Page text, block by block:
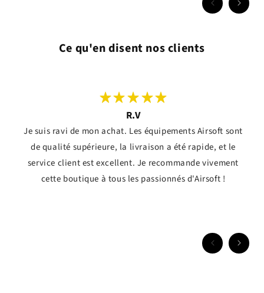
Ce qu'en disent nos clients
R.V
Je suis ravi de mon achat. Les équipements Airsoft sont
de qualité supérieure, la livraison a été rapide, et le
service client est excellent. Je recommande vivement
cette boutique à tous les passionnés d'Airsoft !